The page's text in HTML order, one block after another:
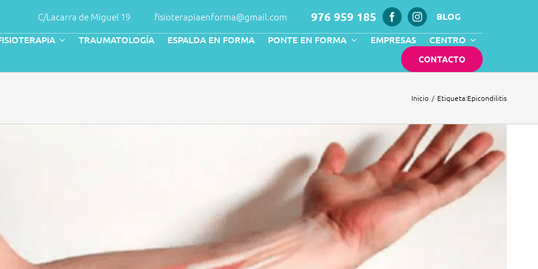
C/Lacarra de Miguel 19 fisioterapiaenforma@gmail.com 976 959 185
BLOG
TRAUMATOLOGÍA ESPALDA EN FORMA PONTE EN FORMA EMPRESAS CENTRO
CONTACTO
Inicio Etiqueta:Epicondilitis